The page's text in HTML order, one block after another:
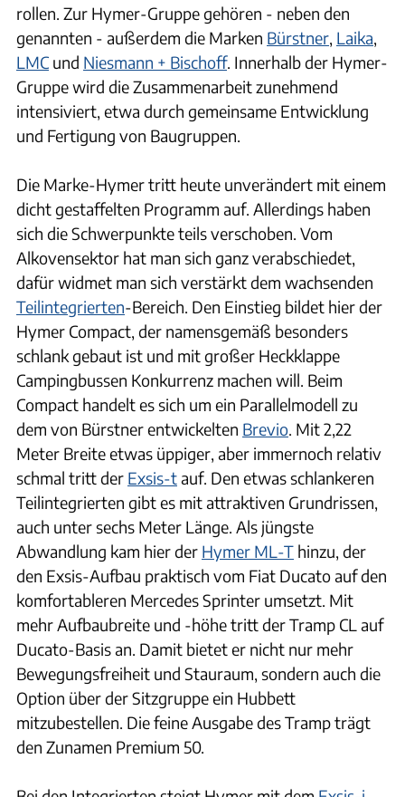
rollen. Zur Hymer-Gruppe gehören - neben den
genannten - außerdem die Marken Bürstner, Laika,
LMC und Niesmann + Bischoff. Innerhalb der Hymer-
Gruppe wird die Zusammenarbeit zunehmend
intensiviert, etwa durch gemeinsame Entwicklung
und Fertigung von Baugruppen.
Die Marke-Hymer tritt heute unverändert mit einem
dicht gestaffelten Programm auf. Allerdings haben
sich die Schwerpunkte teils verschoben. Vom
Alkovensektor hat man sich ganz verabschiedet,
dafür widmet man sich verstärkt dem wachsenden
Teilintegrierten-Bereich. Den Einstieg bildet hier der
Hymer Compact, der namensgemäß besonders
schlank gebaut ist und mit großer Heckklappe
Campingbussen Konkurrenz machen will. Beim
Compact handelt es sich um ein Parallelmodell zu
dem von Bürstner entwickelten Brevio. Mit 2,22
Meter Breite etwas üppiger, aber immernoch relativ
schmal tritt der Exsis-tauf. Den etwas schlankeren
Teilintegrierten gibt es mit attraktiven Grundrissen,
auch unter sechs Meter Länge. Als jüngste
Abwandlung kam hier der Hymer ML-T hinzu, der
den Exsis-Aufbau praktisch vom Fiat Ducato auf den
komfortableren Mercedes Sprinter umsetzt. Mit
mehr Aufbaubreite und -höhe tritt der Tramp CL auf
Ducato-Basis an. Damit bietet er nicht nur mehr
Bewegungsfreiheit und Stauraum, sondern auch die
Option über der Sitzgruppe ein Hubbett
mitzubestellen. Die feine Ausgabe des Tramp trägt
den Zunamen Premium 50.